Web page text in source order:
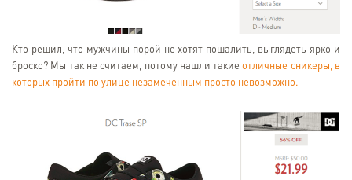
Кто решил, что мужчины порой не хотят пошалить, выглядеть ярко и
броско? Мы так не считаем, потому нашли такиеотличные сникеры, в
которых пройти по улице незамеченным просто невозможно.